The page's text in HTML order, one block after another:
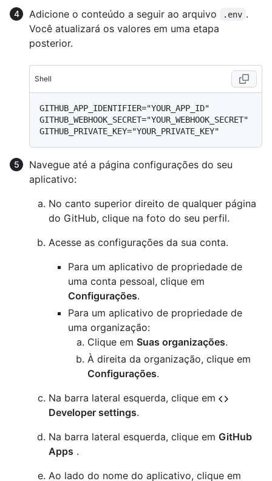
Adicione o conteúdo a seguir ao arquivo
.env .
Você atualizará os valores em uma etapa
posterior.
Shell
GITHUB_APP_IDENTIFIER="YOUR_APP_ID"
GITHUB_WEBHOOK_SECRET="YOUR_WEBHOOK_SECRET"
Navegue até a página configurações do seu
aplicativo:
No canto superior direito de qualquer página
do GitHub, clique na foto do seu perfil.
Acesse as configurações da sua conta.
Para um aplicativo de propriedade de
uma conta pessoal, clique em
Configurações.
Para um aplicativo de propriedade de
uma organização:
Clique em Suas organizações.
À direita da organização, clique em
Configurações.
Na barra lateral esquerda, clique em
Developer settings.
Na barra lateral esquerda, clique em GitHub
Apps .
Ao lado do nome do aplicativo, clique em